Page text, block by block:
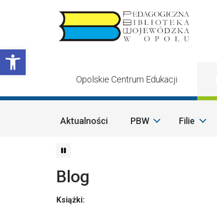
Otwórz pasek narzędzi
Opolskie Centrum Edukacji
Aktualności PBW Filie
Blog
Książki: